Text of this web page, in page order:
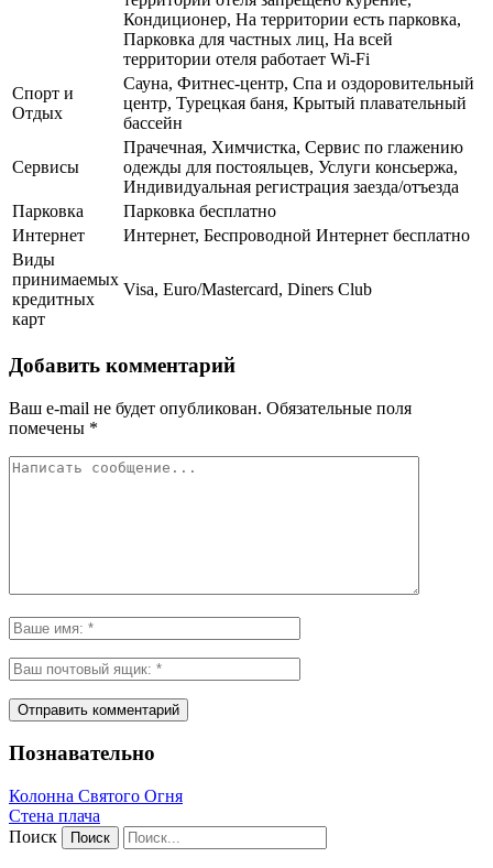
Кондиционер, На территории есть парковка,
Парковка для частных лиц, На всей
территории отеля работает Wi-Fi
Спорт и
Отдых
Сауна, Фитнес-центр, Спа и оздоровительный
центр, Турецкая баня, Крытый плавательный
бассейн
Сервисы
Прачечная, Химчистка, Сервис по глажению
одежды для постояльцев, Услуги консьержа,
Индивидуальная регистрация заезда/отъезда
Парковка
Парковка бесплатно
Интернет
Интернет, Беспроводной Интернет бесплатно
Виды
принимаемых
кредитных
карт
Visa, Euro/Mastercard, Diners Club
Добавить комментарий
Ваш e-mail не будет опубликован. Обязательные поля
помечены *
Познавательно
Колонна Святого Огня
Стена плача
Поиск